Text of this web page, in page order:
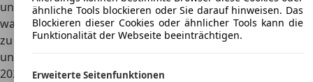
unterschieden sich hinsichtlich ihres verbauten Motors. So
war der Pajero Sport mit Benzinmotoren oder Turbodiesel
zu haben. Zudem gibt es den Geländewagen als Dreitürer
und als Fünftürer.
2020 wurde der Pajero Sport einem Facelift unterzogen.
ähnliche Tools blockieren oder Sie darauf hinweisen. Das
Blockieren dieser Cookies oder ähnlicher Tools kann die
Funktionalität der Webseite beeinträchtigen.
Erweiterte Seitenfunktionen